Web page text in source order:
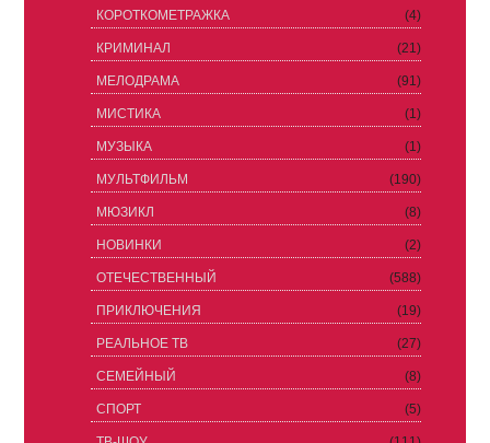
КОРОТКОМЕТРАЖКА (4)
КРИМИНАЛ (21)
МЕЛОДРАМА (91)
МИСТИКА (1)
МУЗЫКА (1)
МУЛЬТФИЛЬМ (190)
МЮЗИКЛ (8)
НОВИНКИ (2)
ОТЕЧЕСТВЕННЫЙ (588)
ПРИКЛЮЧЕНИЯ (19)
РЕАЛЬНОЕ ТВ (27)
СЕМЕЙНЫЙ (8)
СПОРТ (5)